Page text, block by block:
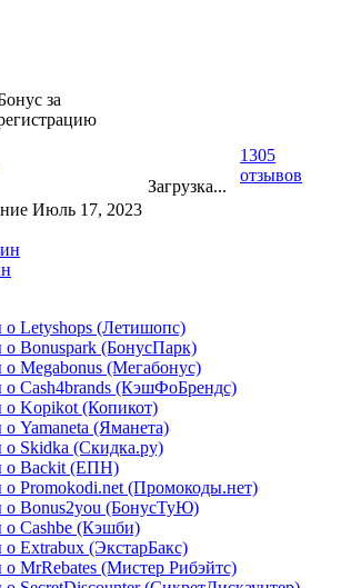
за
Загрузка...
1305
отзывов
Июль 17, 2023
Letyshops (Летишопс)
Bonuspark (БонусПарк)
Megabonus (Мегабонус)
Cash4brands (КэшФоБрендс)
Kopikot (Копикот)
Yamaneta (Яманета)
Skidka (Скидка.ру)
о Backit (ЕПН)
Promokodi.net (Промокоды.нет)
Bonus2you (БонусТуЮ)
Cashbe (Кэшби)
Extrabux (ЭкстарБакс)
MrRebates (Мистер Рибэйтс)